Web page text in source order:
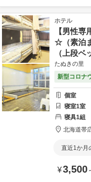
ホテル
【男性
☆（素泊
（上段ベ
たぬきの里
新型コロナ
個室
寝室1室
寝具1組
北海道帯
直近1か月
¥3,500